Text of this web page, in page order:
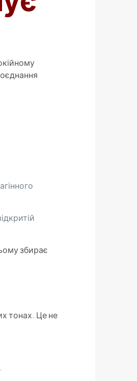
збирає
тонах. Це не